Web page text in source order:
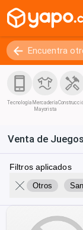
Tecnología Mercadería
Mayorista
Venta de
Filtros aplicados
Otros